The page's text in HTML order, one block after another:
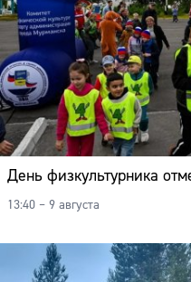
День физкультурника
13:40 – 9 августа